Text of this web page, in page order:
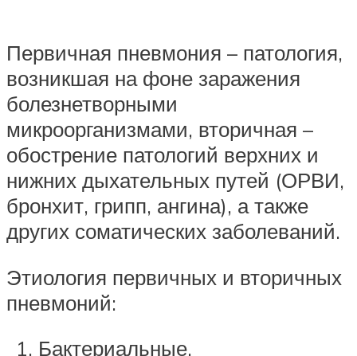
Первичная пневмония – патология,
возникшая на фоне заражения
болезнетворными
микроорганизмами, вторичная –
обострение патологий верхних и
нижних дыхательных путей (ОРВИ,
бронхит, грипп, ангина), а также
других соматических заболеваний.
Этиология первичных и вторичных
пневмоний:
Бактериальные.